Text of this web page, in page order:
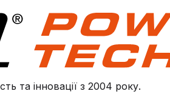
та інновації з 2004 року.